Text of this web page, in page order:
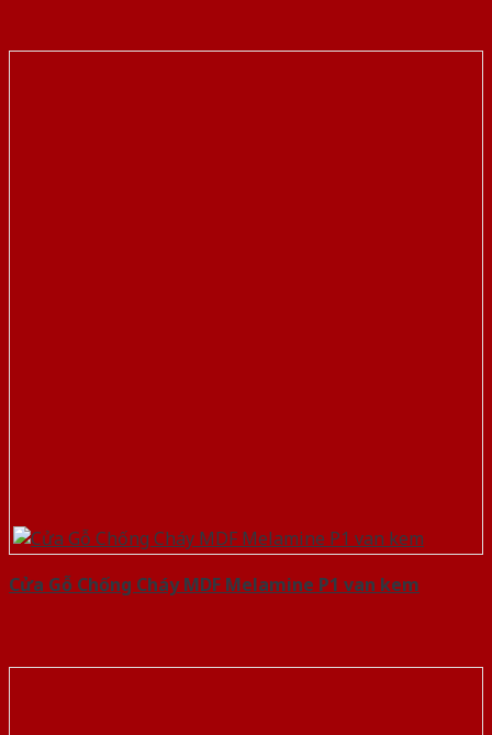
Cửa Gỗ Chống Cháy MDF Melamine P1 van kem